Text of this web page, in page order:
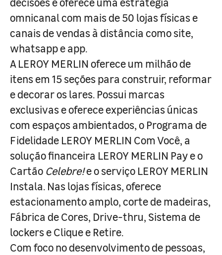
omnicanal com mais de 50 lojas físicas e
canais de vendas à distância como site,
whatsapp e app.
A LEROY MERLIN oferece um milhão de
itens em 15 seções para construir, reformar
e decorar os lares. Possui marcas
exclusivas e oferece experiências únicas
com espaços ambientados, o Programa de
Fidelidade LEROY MERLIN Com Você, a
solução financeira LEROY MERLIN Pay e o
Cartão Celebre!e o serviço LEROY MERLIN
Instala. Nas lojas físicas, oferece
estacionamento amplo, corte de madeiras,
Fábrica de Cores, Drive-thru, Sistema de
lockers e Clique e Retire.
Com foco no desenvolvimento de pessoas,